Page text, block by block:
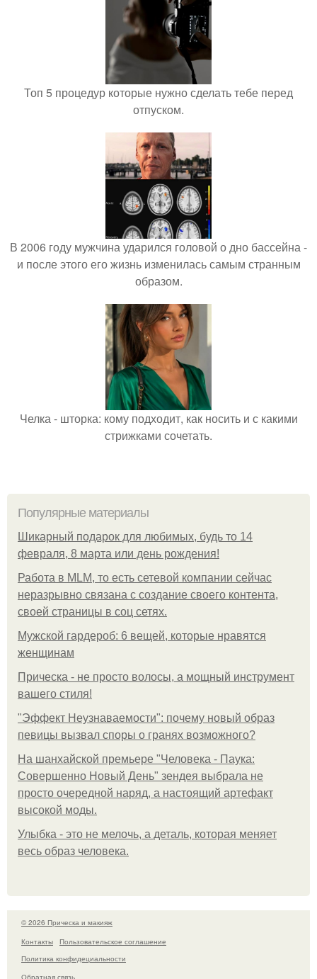
Топ 5 процедур которые нужно сделать тебе перед
отпуском.
В 2006 году мужчина ударился головой о дно бассейна -
и после этого его жизнь изменилась самым странным
образом.
Челка - шторка: кому подходит, как носить и с какими
стрижками сочетать.
Популярные материалы
Шикарный подарок для любимых, будь то 14
февраля, 8 марта или день рождения!
Работа в MLM, то есть сетевой компании сейчас
неразрывно связана с создание своего контента,
своей страницы в соц сетях.
Мужской гардероб: 6 вещей, которые нравятся
женщинам
Прическа - не просто волосы, а мощный инструмент
вашего стиля!
"Эффект Неузнаваемости": почему новый образ
певицы вызвал споры о гранях возможного?
На шанхайской премьере "Человека - Паука:
Совершенно Новый День" зендея выбрала не
просто очередной наряд, а настоящий артефакт
высокой моды.
Улыбка - это не мелочь, а деталь, которая меняет
весь образ человека.
© 2026 Прическа и макияж
Контакты
Пользовательское соглашение
Политика конфидециальности
Обратная связь